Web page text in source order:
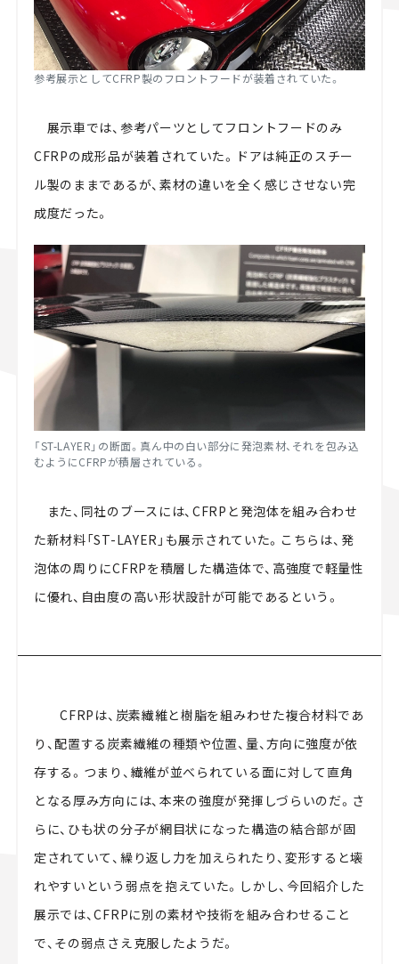
参考展示としてCFRP製のフロントフードが装着されていた。
展示車では、参考パーツとしてフロントフードのみ
CFRPの成形品が装着されていた。ドアは純正のスチー
ル製のままであるが、素材の違いを全く感じさせない完
成度だった。
「ST-LAYER」の断面。真ん中の白い部分に発泡素材、それを包み込
むようにCFRPが積層されている。
また、同社のブースには、CFRPと発泡体を組み合わせ
た新材料「ST-LAYER」も展示されていた。こちらは、発
泡体の周りにCFRPを積層した構造体で、高強度で軽量性
に優れ、自由度の高い形状設計が可能であるという。
CFRPは、炭素繊維と樹脂を組みわせた複合材料であ
り、配置する炭素繊維の種類や位置、量、方向に強度が依
存する。つまり、繊維が並べられている面に対して直角
となる厚み方向には、本来の強度が発揮しづらいのだ。さ
らに、ひも状の分子が網目状になった構造の結合部が固
定されていて、繰り返し力を加えられたり、変形すると壊
れやすいという弱点を抱えていた。しかし、今回紹介した
展示では、CFRPに別の素材や技術を組み合わせること
で、その弱点さえ克服したようだ。